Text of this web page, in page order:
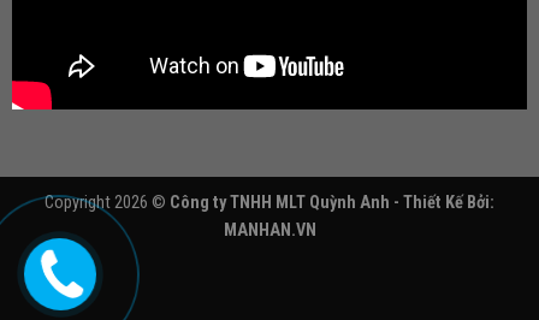
Copyright 2026 © Công ty TNHH MLT Quỳnh Anh - Thiết Kế Bởi:
MANHAN.VN